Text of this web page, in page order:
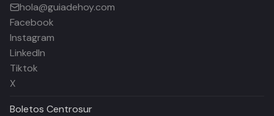
hola@guiadehoy.com
Facebook
Instagram
LinkedIn
Tiktok
X
Boletos Centrosur